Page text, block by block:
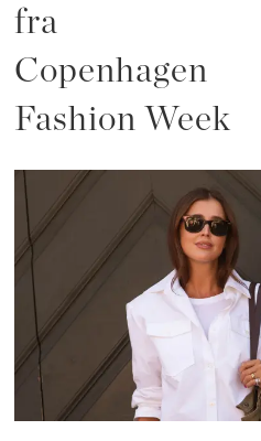
fra
Copenhagen
Fashion Week